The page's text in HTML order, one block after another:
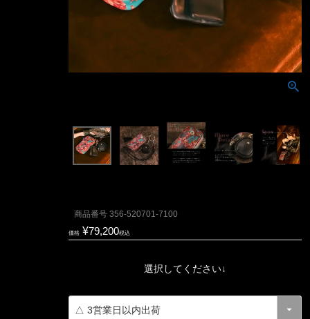
商品番号 356-520701-7100
価格 ¥79,200税込
選択してください↓